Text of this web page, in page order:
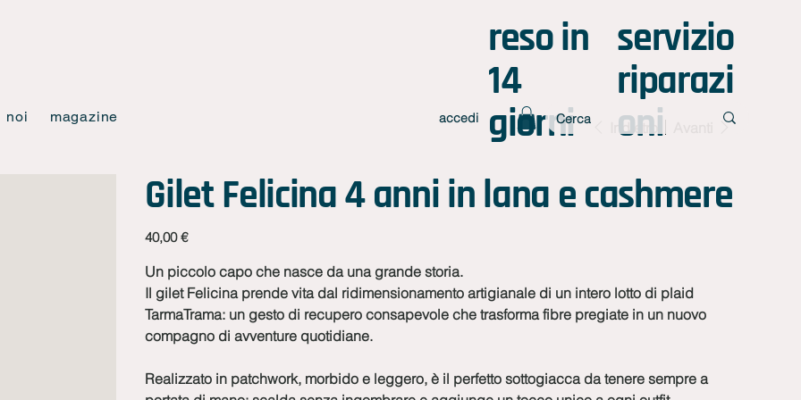
reso in
14
giorni
servizio
riparazi
oni
accedi
noi magazine
Indietro
Gilet Felicina 4 anni in lana e cashmere
Prezzo
40,00 €
Un piccolo capo che nasce da una grande storia.
Il gilet Felicina prende vita dal ridimensionamento artigianale di un intero lotto di plaid
TarmaTrama: un gesto di recupero consapevole che trasforma fibre pregiate in un nuovo
compagno di avventure quotidiane.
Realizzato in patchwork, morbido e leggero, è il perfetto sottogiacca da tenere sempre a